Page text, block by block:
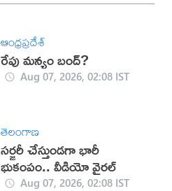
ఆంధ్రప్రదేశ్
రేపు మన్యం బంద్‌?
Aug 07, 2026, 02:08 IST
తెలంగాణ
సర్జరీ చేస్తుండగా భారీ
భుకంపం.. వీడియో వైరల్
Aug 07, 2026, 02:08 IST